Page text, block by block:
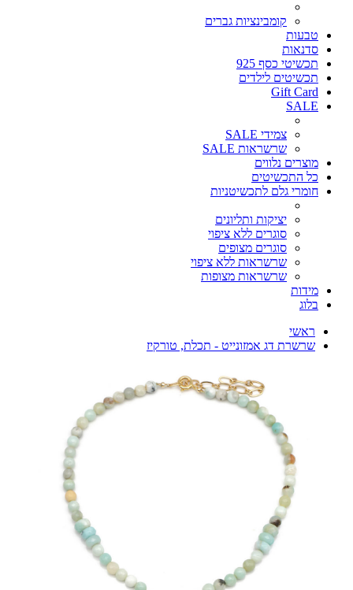
קומבינציות גברים
טבעות
סדנאות
תכשיטי כסף 925
תכשיטים לילדים
Gift Card
SALE
צמידי SALE
שרשראות SALE
מוצרים נלווים
כל התכשיטים
חומרי גלם לתכשיטניות
יציקות ותליונים
סוגרים ללא ציפוי
סוגרים מצופים
שרשראות ללא ציפוי
שרשראות מצופות
מידות
בלוג
ראשי
שרשרת דג אמזונייט - תכלת, טורקיז